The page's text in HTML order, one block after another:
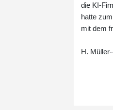
die KI-
hatte
mit dem
H.